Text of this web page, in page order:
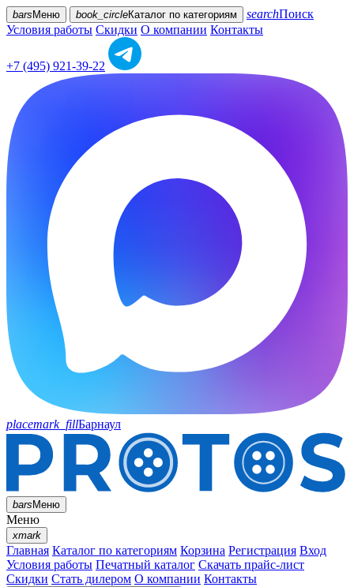
bars Меню book_circleКаталог по категориям searchПоиск
Условия работы Скидки О компании Контакты
+7 (495) 921-39-22
placemark_fillБарнаул
barsМеню
Меню
xmark
Главная Каталог по категориям Корзина Регистрация Вход
Условия работы Печатный каталог Скачать прайс-лист
Скидки Стать дилером О компании Контакты